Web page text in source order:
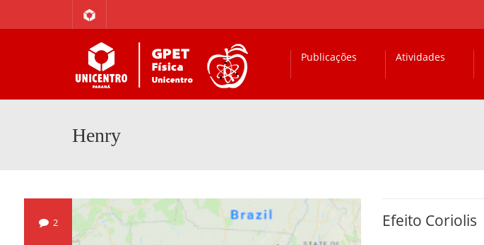
Publicações Atividades
Henry
2 Efeito Coriolis